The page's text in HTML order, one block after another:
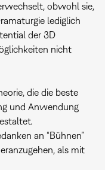
obwohl sie,
lediglich
der 3D
nicht
die die beste
und Anwendung
an “Bühnen”
als mit